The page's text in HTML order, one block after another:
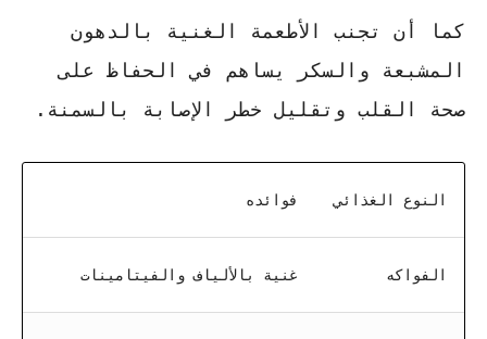
كما أن تجنب الأطعمة الغنية بالدهون
المشبعة والسكر يساهم في الحفاظ على
صحة القلب وتقليل خطر الإصابة بالسمنة.
النوع الغذائي فوائده
الفواكه غنية بالألياف والفيتامينات